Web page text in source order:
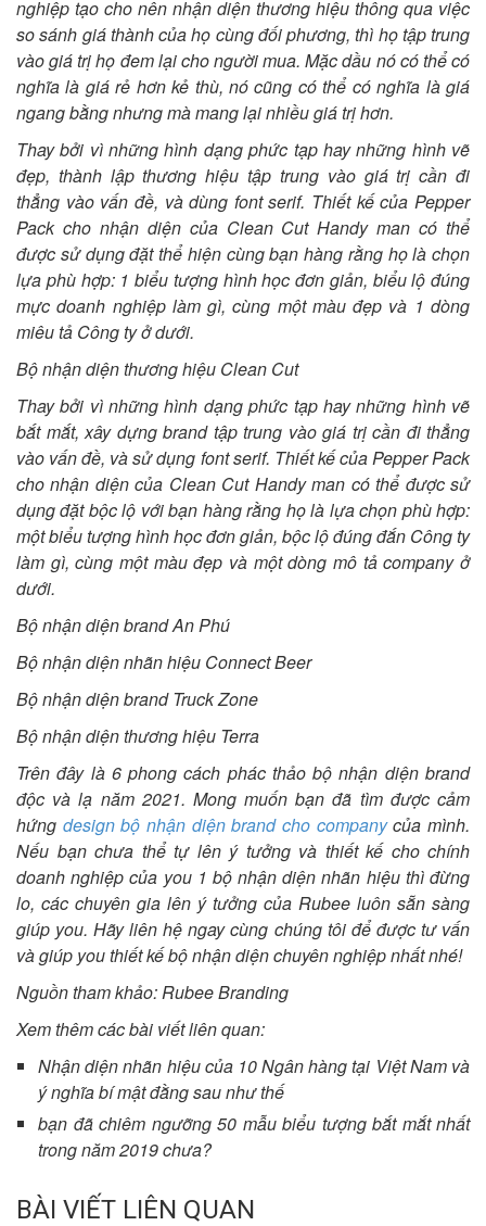
nghiệp tạo cho nên nhận diện thương hiệu thông qua việc
so sánh giá thành của họ cùng đối phương, thì họ tập trung
vào giá trị họ đem lại cho người mua. Mặc dầu nó có thể có
nghĩa là giá rẻ hơn kẻ thù, nó cũng có thể có nghĩa là giá
ngang bằng nhưng mà mang lại nhiều giá trị hơn.
Thay bởi vì những hình dạng phức tạp hay những hình vẽ
đẹp, thành lập thương hiệu tập trung vào giá trị cần đi
thẳng vào vấn đề, và dùng font serif. Thiết kế của Pepper
Pack cho nhận diện của Clean Cut Handy man có thể
được sử dụng đặt thể hiện cùng bạn hàng rằng họ là chọn
lựa phù hợp: 1 biểu tượng hình học đơn giản, biểu lộ đúng
mực doanh nghiệp làm gì, cùng một màu đẹp và 1 dòng
miêu tả Công ty ở dưới.
Bộ nhận diện thương hiệu Clean Cut
Thay bởi vì những hình dạng phức tạp hay những hình vẽ
bắt mắt, xây dựng brand tập trung vào giá trị cần đi thẳng
vào vấn đề, và sử dụng font serif. Thiết kế của Pepper Pack
cho nhận diện của Clean Cut Handy man có thể được sử
dụng đặt bộc lộ với bạn hàng rằng họ là lựa chọn phù hợp:
một biểu tượng hình học đơn giản, bộc lộ đúng đắn Công ty
làm gì, cùng một màu đẹp và một dòng mô tả company ở
dưới.
Bộ nhận diện brand An Phú
Bộ nhận diện nhãn hiệu Connect Beer
Bộ nhận diện brand Truck Zone
Bộ nhận diện thương hiệu Terra
Trên đây là 6 phong cách phác thảo bộ nhận diện brand
độc và lạ năm 2021. Mong muốn bạn đã tìm được cảm
hứng design bộ nhận diện brand cho companycủa mình.
Nếu bạn chưa thể tự lên ý tưởng và thiết kế cho chính
doanh nghiệp của you 1 bộ nhận diện nhãn hiệu thì đừng
lo, các chuyên gia lên ý tưởng của Rubee luôn sẵn sàng
giúp you. Hãy liên hệ ngay cùng chúng tôi để được tư vấn
và giúp you thiết kế bộ nhận diện chuyên nghiệp nhất nhé!
Nguồn tham khảo: Rubee Branding
Xem thêm các bài viết liên quan:
Nhận diện nhãn hiệu của 10 Ngân hàng tại Việt Nam và
ý nghĩa bí mật đằng sau như thế
bạn đã chiêm ngưỡng 50 mẫu biểu tượng bắt mắt nhất
trong năm 2019 chưa?
BÀI VIẾT LIÊN QUAN